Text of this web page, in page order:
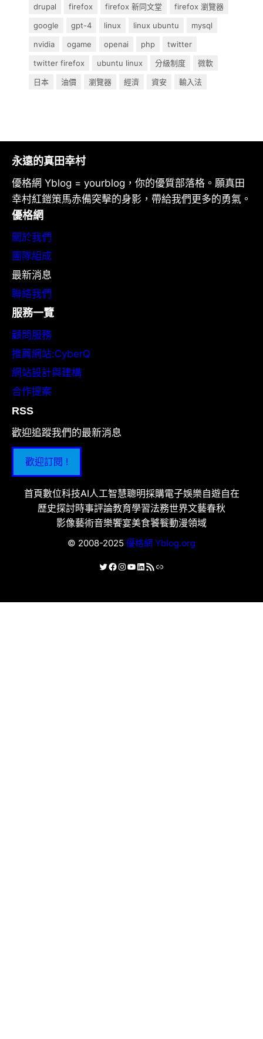
drupal firefox firefox 新同文堂
firefox 瀏覽器
google
gpt-4 linux linux ubuntu
mysql
nvidia
ogame openai php
twitter
twitter firefox
ubuntu linux 分級制度
微軟
日本
油價 瀏覽器 經濟 資安 輸入法
永遠的真田幸村
優格網 Yblog = yourblog，你的優質部落格。願真田
幸村紅鎧策馬赤備突擊的身影，帶給我們更多的勇氣。
優格網
關於我們
團隊組成
最新消息
聯絡我們
服務一覽
顧問服務
推薦網站:CyberQ
網站設計與建構
合作提案
RSS
歡迎追蹤我們的最新消息
歡迎訂閱 !
首頁數位科技AI人工智慧聰明採購電子娛樂自遊自在
歷史探討時事評論教育學習法務世界文藝春秋
影像藝術音樂饗宴美食饕餮動漫領域
© 2008-2025 優格網 Yblog.org
X Facebook
Instagram
YouTube
LinkedIn
RSS 資訊提供連結